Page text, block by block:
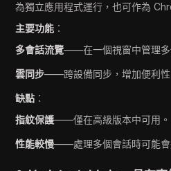
為獨立應用程式運行，也可作為
主要功能 ：
多會話流覽——在一個視窗中管理多
雲同步——跨設備同步，增加便利性
缺點 ：
指紋保護——僅在高級版本中可用。
性能較慢——處理多個會話時可能會